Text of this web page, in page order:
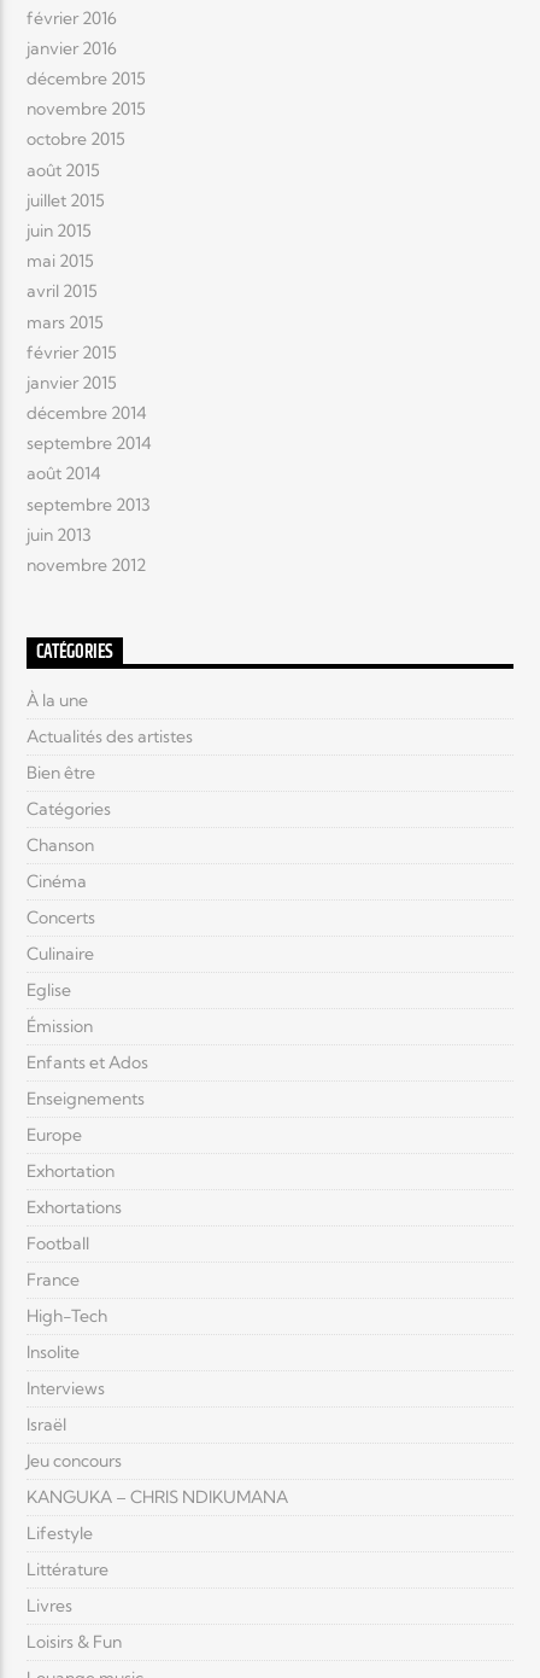
février 2016
janvier 2016
décembre 2015
novembre 2015
octobre 2015
août 2015
juillet 2015
juin 2015
mai 2015
avril 2015
mars 2015
février 2015
janvier 2015
décembre 2014
septembre 2014
août 2014
septembre 2013
juin 2013
novembre 2012
CATÉGORIES
À la une
Actualités des artistes
Bien être
Catégories
Chanson
Cinéma
Concerts
Culinaire
Eglise
Émission
Enfants et Ados
Enseignements
Europe
Exhortation
Exhortations
Football
France
High-Tech
Insolite
Interviews
Israël
Jeu concours
KANGUKA – CHRIS NDIKUMANA
Lifestyle
Littérature
Livres
Loisirs & Fun